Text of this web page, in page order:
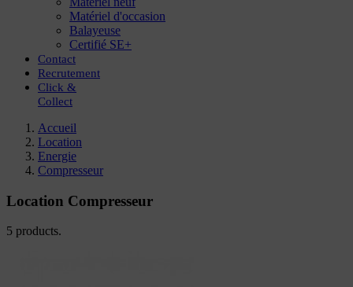
Matériel d'occasion
Balayeuse
Certifié SE+
Contact
Recrutement
Click &
Collect
Accueil
Location
Energie
Compresseur
Location Compresseur
5 products.